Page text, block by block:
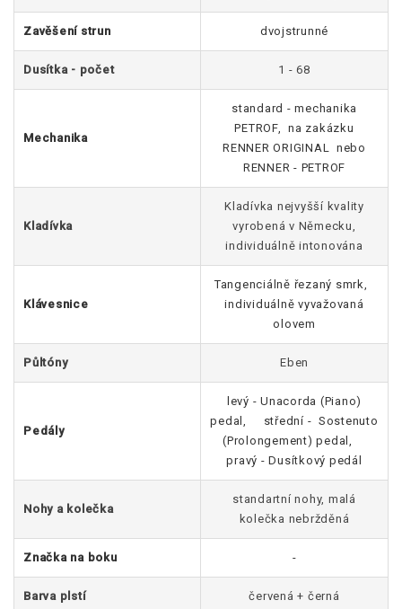
Zavěšení strun dvojstrunné
Dusítka - počet 1 - 68
Mechanika
standard - mechanika
PETROF, na zakázku
RENNER ORIGINAL nebo
RENNER - PETROF
Kladívka
Kladívka nejvyšší kvality
vyrobená v Německu,
individuálně intonována
Klávesnice
Tangenciálně řezaný smrk,
individuálně vyvažovaná
olovem
Půltóny Eben
Pedály
levý - Unacorda (Piano)
pedal, střední - Sostenuto
(Prolongement) pedal,
pravý - Dusítkový pedál
Nohy a kolečka
standartní nohy, malá
kolečka nebržděná
Značka na boku -
Barva plstí červená + černá